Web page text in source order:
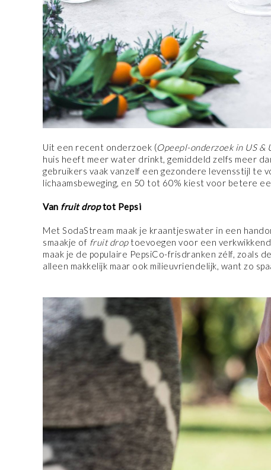
Uit een recent onderzoek (Opeepl-onderzoek in US &
huis heeft meer water drinkt, gemiddeld zelfs meer
gebruikers vaak vanzelf een gezondere levensstijl te
lichaamsbeweging, en 50 tot 60% kiest voor betere
Van fruit droptot Pepsi
Met SodaStream maak je kraantjeswater in een
smaakje of fruit droptoevoegen voor een
maak je de populaire PepsiCo-frisdranken zélf, zoals
alleen makkelijk maar ook milieuvriendelijk, want zo